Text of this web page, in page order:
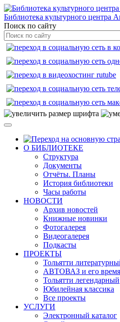
Библиотека культурного центра
Поиск по сайту
О БИБЛИОТЕКЕ
Структура
Документы
Отчёты. Планы
История библиотеки
Часы работы
НОВОСТИ
Архив новостей
Книжные новинки
Фотогалерея
Видеогалерея
Подкасты
ПРОЕКТЫ
Тольятти
АВТОВАЗ и его время
Тольятти легендарный
Юбилейная классика
Все проекты
УСЛУГИ
Электронный каталог